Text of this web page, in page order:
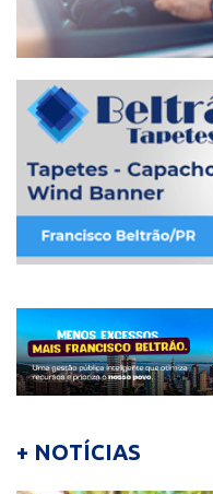
+ NOTÍCIAS